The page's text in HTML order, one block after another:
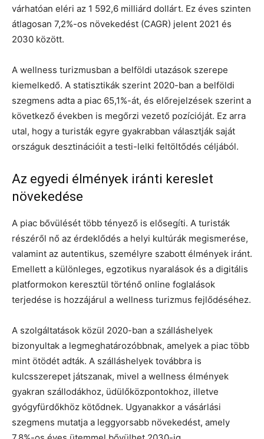
várhatóan eléri az 1 592,6 milliárd dollárt. Ez éves szinten
átlagosan 7,2%-os növekedést (CAGR) jelent 2021 és
2030 között.
A wellness turizmusban a belföldi utazások szerepe
kiemelkedő. A statisztikák szerint 2020-ban a belföldi
szegmens adta a piac 65,1%-át, és előrejelzések szerint a
következő években is megőrzi vezető pozícióját. Ez arra
utal, hogy a turisták egyre gyakrabban választják saját
országuk desztinációit a testi-lelki feltöltődés céljából.
Az egyedi élmények iránti kereslet
növekedése
A piac bővülését több tényező is elősegíti. A turisták
részéről nő az érdeklődés a helyi kultúrák megismerése,
valamint az autentikus, személyre szabott élmények iránt.
Emellett a különleges, egzotikus nyaralások és a digitális
platformokon keresztül történő online foglalások
terjedése is hozzájárul a wellness turizmus fejlődéséhez.
A szolgáltatások közül 2020-ban a szálláshelyek
bizonyultak a legmeghatározóbbnak, amelyek a piac több
mint ötödét adták. A szálláshelyek továbbra is
kulcsszerepet játszanak, mivel a wellness élmények
gyakran szállodákhoz, üdülőközpontokhoz, illetve
gyógyfürdőkhöz kötődnek. Ugyanakkor a vásárlási
szegmens mutatja a leggyorsabb növekedést, amely